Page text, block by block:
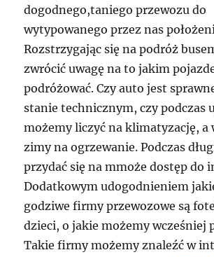
dogodnego,taniego przewozu do
wytypowanego przez nas
Rozstrzygając się na podróż
zwrócić uwagę na to jakim
podróżować. Czy auto jest
stanie technicznym, czy podczas
możemy liczyć na klimatyzację, a
zimy na ogrzewanie. Podczas
przydać się na mmoże dostęp do
Dodatkowym udogodnieniem
godziwe firmy przewozowe są
dzieci, o jakie możemy wcześniej
Takie firmy możemy znaleźć w